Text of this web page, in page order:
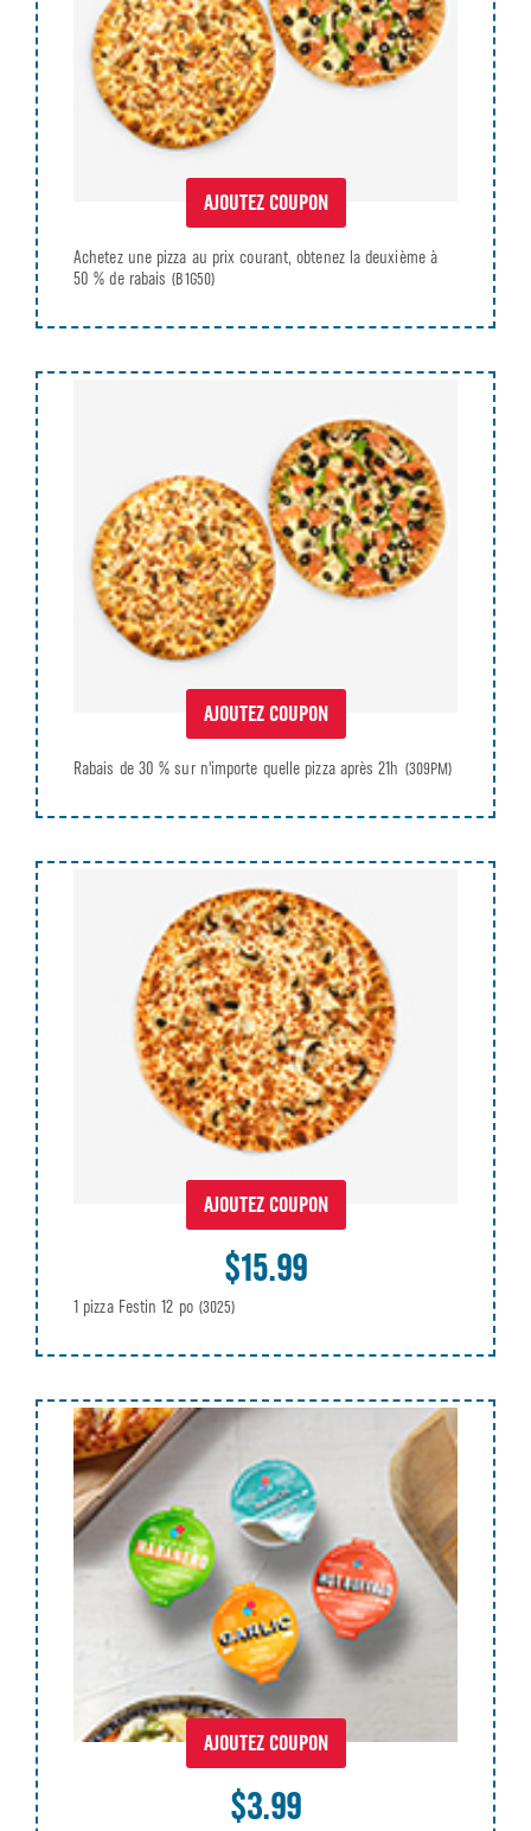
AJOUTEZ COUPON
Achetez une pizza au prix courant, obtenez la deuxième à
50 % de rabais (B1G50)
AJOUTEZ COUPON
Rabais de 30 % sur n'importe quelle pizza après 21h (309PM)
AJOUTEZ COUPON
$15.99
1 pizza Festin 12 po (3025)
AJOUTEZ COUPON
$3.99